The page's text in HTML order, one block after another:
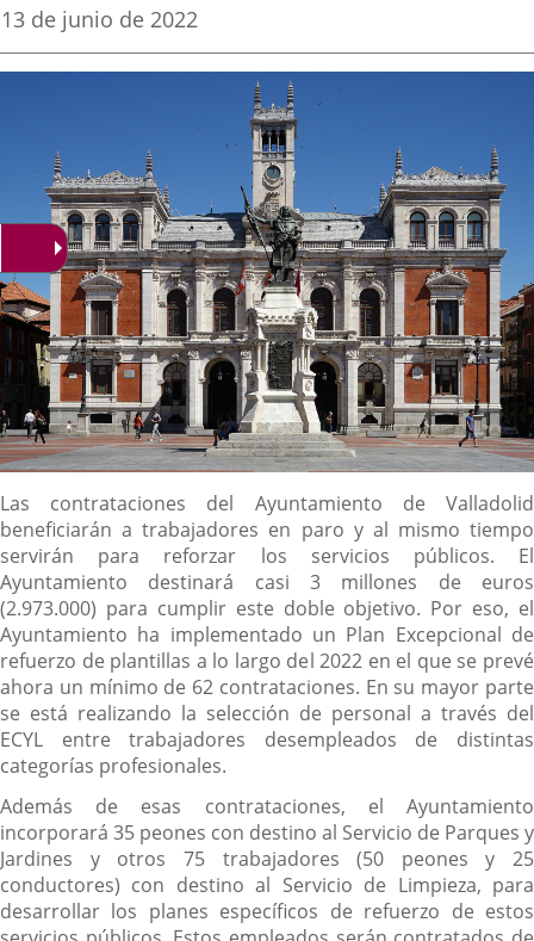
aplicación
externa.
aplicación
Fecha
la
13 de junio de 2022
Descripción
Las contrataciones del Ayuntamiento de Valladolid
beneficiarán a trabajadores en paro y al mismo tiempo
servirán para reforzar los servicios públicos. El
Ayuntamiento destinará casi 3 millones de euros
(2.973.000) para cumplir este doble objetivo. Por eso, el
Ayuntamiento ha implementado un Plan Excepcional de
refuerzo de plantillas a lo largo del 2022 en el que se prevé
ahora un mínimo de 62 contrataciones. En su mayor parte
se está realizando la selección de personal a través del
ECYL entre trabajadores desempleados de distintas
categorías profesionales.
Además de esas contrataciones, el Ayuntamiento
incorporará 35 peones con destino al Servicio de Parques y
Jardines y otros 75 trabajadores (50 peones y 25
conductores) con destino al Servicio de Limpieza, para
desarrollar los planes específicos de refuerzo de estos